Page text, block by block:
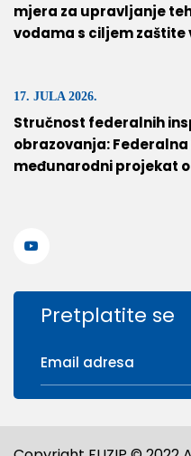
mjera za upravljanje
vodama s ciljem zaštite
17. JULA 2026.
Stručnost federalnih
obrazovanja:
međunarodni projekat
Pretplatite se